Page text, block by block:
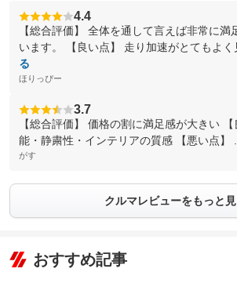
4.4
【総合評価】 全体を通して言えば非常に満
います。 【良い点】 走り加速がとてもよく
る
ほりっぴー
3.7
【総合評価】 価格の割に満足感が大きい
能・静粛性・インテリアの質感 【悪い点】
がす
クルマレビューをもっと
おすすめ記事